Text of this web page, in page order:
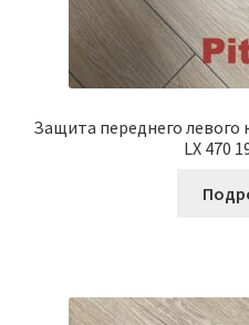
Защита переднего левого
LX 470